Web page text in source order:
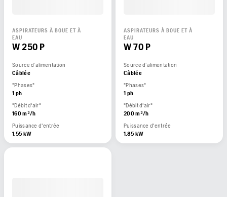
ASPIRATEURS À BOUE ET À
EAU
W 250 P
Source d’alimentation
Câblée
"Phases"
1 ph
"Débit d'air"
160 m³/h
Puissance d'entrée
1,55 kW
ASPIRATEURS À BOUE ET À
EAU
W 70 P
Source d’alimentation
Câblée
"Phases"
1 ph
"Débit d'air"
200 m³/h
Puissance d'entrée
1,85 kW